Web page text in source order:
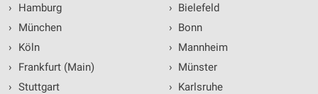
›
Hamburg
›
München
›
Köln
›
Frankfurt (Main)
› Stuttgart
› Bielefeld
› Bonn
› Mannheim
› Münster
› Karlsruhe